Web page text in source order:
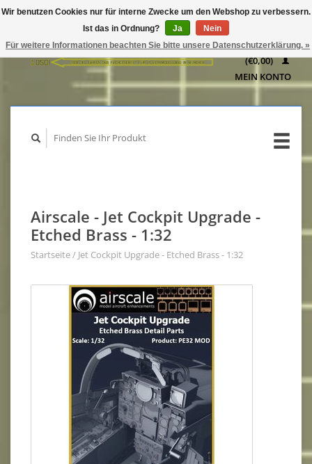
WARENKORB
(€0,00)
MEIN KONTO
Airscale - Jet Cockpit Upgrade -
Etched Brass - 1:32
Startseite/ Jet Cockpit Upgrade - Etched Brass - 1:32
Wir benutzen Cookies nur für interne Zwecke um den Webshop zu verbessern.
Ist das in Ordnung?
Ja
Nein
Für weitere Informationen beachten Sie bitte unsere Datenschutzerklärung. »